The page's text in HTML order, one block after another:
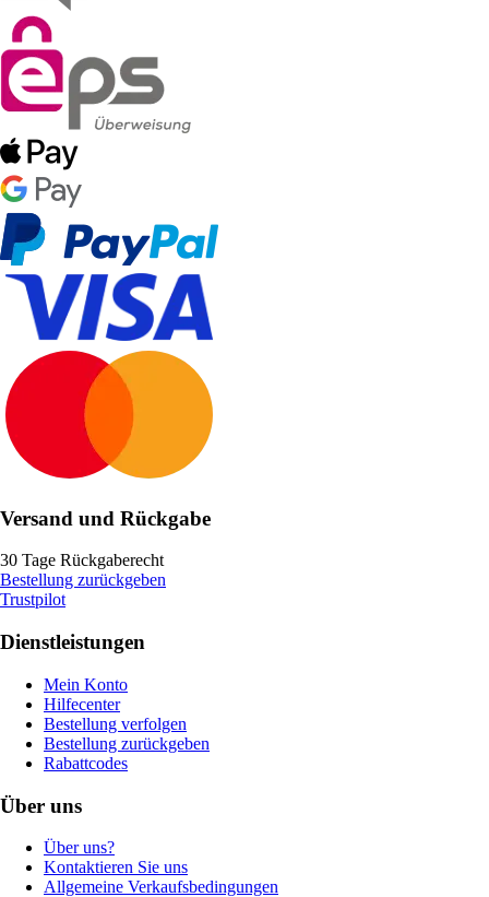
Versand und Rückgabe
30 Tage Rückgaberecht
Bestellung zurückgeben
Trustpilot
Dienstleistungen
Mein Konto
Hilfecenter
Bestellung verfolgen
Bestellung zurückgeben
Rabattcodes
Über uns
Über uns?
Kontaktieren Sie uns
Allgemeine Verkaufsbedingungen